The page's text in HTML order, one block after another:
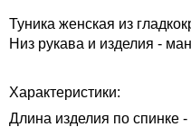
Туника женская из
Низ рукава и изделия -
Характеристики:
Длина изделия по спинке -